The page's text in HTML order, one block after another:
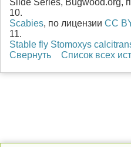
Slide Series, Bugwood.org,
10.
Scabies, по лицензии CC
11.
Stable fly Stomoxys
Свернуть
Список всех